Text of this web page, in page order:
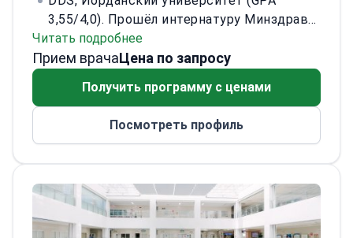
3,55/4,0). Прошёл интернатуру Минздрава.
В 2022 году получил диплом по
стоматологии первичного звена и стал
Стоматологического факультета
6 лет клинической практики. С
вечерам. В 2025–2030 годах —
единственный специалист по
эстетическим винирам и преподаватель
Читать подробнее
Прием врачаЦена по запросу
Получить программу с ценами
Посмотреть профиль